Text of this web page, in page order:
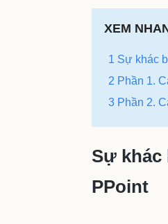
XEM
1 Sự khác
2 Phần 1.
3 Phần 2.
Sự khác
PPoint